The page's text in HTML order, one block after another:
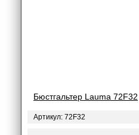
Бюстгальтер Lauma 72F32
Артикул: 72F32